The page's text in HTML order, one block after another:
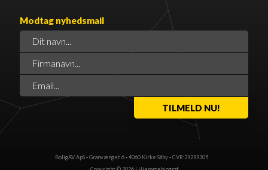
Modtag nyhedsmail
BoligAV ApS ▪ Granvænget 6 ▪ 4060 Kirke Såby ▪ CVR:39299305